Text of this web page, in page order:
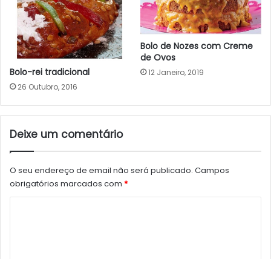
Bolo-rei tradicional
26 Outubro, 2016
Bolo de Nozes com Creme
de Ovos
12 Janeiro, 2019
Deixe um comentário
O seu endereço de email não será publicado. Campos
obrigatórios marcados com *